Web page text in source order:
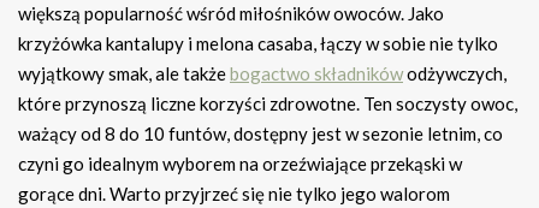
większą popularność wśród miłośników owoców. Jako
krzyżówka kantalupy i melona casaba, łączy w sobie nie tylko
wyjątkowy smak, ale takżebogactwo składnikówodżywczych,
które przynoszą liczne korzyści zdrowotne. Ten soczysty owoc,
ważący od 8 do 10 funtów, dostępny jest w sezonie letnim, co
czyni go idealnym wyborem na orzeźwiające przekąski w
gorące dni. Warto przyjrzeć się nie tylko jego walorom